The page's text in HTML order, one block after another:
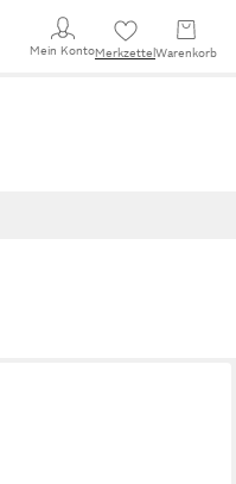
Mein KontoMerkzettel Warenkorb